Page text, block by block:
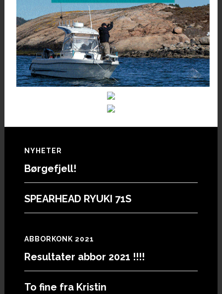
Footer
NYHETER
Børgefjell!
SPEARHEAD RYUKI 71S
ABBORKONK 2021
Resultater abbor 2021 !!!!
To fine fra Kristin